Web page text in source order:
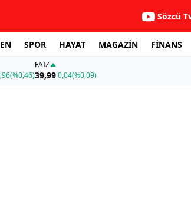
Sözcü
SPOR HAYAT MAGAZİN FİNANS
(%0,46)
FAİZ
39,990,04(%0,09)